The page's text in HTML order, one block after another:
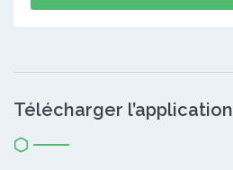
Télécharger l’application